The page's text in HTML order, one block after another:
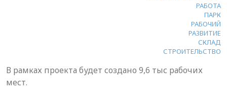
РАБОТА
ПАРК
РАБОЧИЙ
РАЗВИТИЕ
СКЛАД
СТРОИТЕЛЬСТВО
В рамках проекта будет создано 9,6 тыс рабочих
мест.